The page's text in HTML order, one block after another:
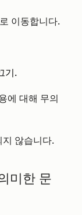
로 이동합니다.
기.
에 대해 무의
지 않습니다.
미한 문